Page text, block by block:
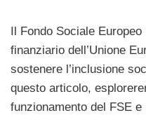
Il Fondo Sociale
finanziario dell’Unione
sostenere l’inclusione
questo articolo,
funzionamento del FSE